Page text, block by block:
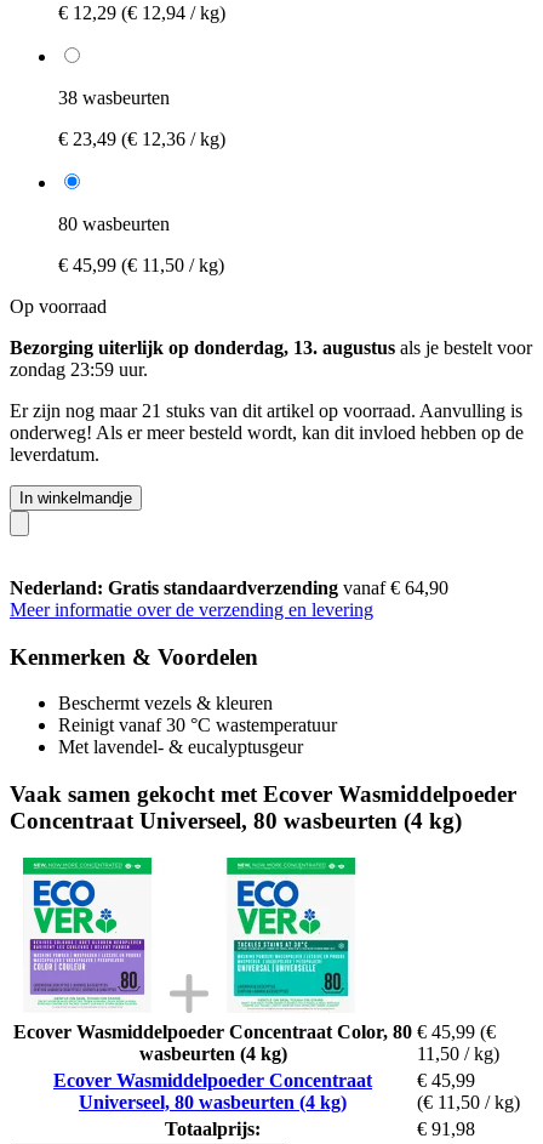
€ 12,29 (€ 12,94 / kg)
38 wasbeurten
€ 23,49 (€ 12,36 / kg)
80 wasbeurten
€ 45,99 (€ 11,50 / kg)
Op voorraad
Bezorging uiterlijk op donderdag, 13. augustus als je bestelt voor
zondag 23:59 uur.
Er zijn nog maar 21 stuks van dit artikel op voorraad. Aanvulling is
onderweg! Als er meer besteld wordt, kan dit invloed hebben op de
leverdatum.
In winkelmandje
Nederland: Gratis standaardverzending vanaf € 64,90
Meer informatie over de verzending en levering
Kenmerken & Voordelen
Beschermt vezels & kleuren
Reinigt vanaf 30 °C wastemperatuur
Met lavendel- & eucalyptusgeur
Vaak samen gekocht met Ecover Wasmiddelpoeder
Concentraat Universeel, 80 wasbeurten (4 kg)
Ecover Wasmiddelpoeder Concentraat Color, 80
wasbeurten (4 kg)
€ 45,99 (€
11,50 / kg)
Ecover Wasmiddelpoeder Concentraat
Universeel, 80 wasbeurten (4 kg)
€ 45,99
(€ 11,50 / kg)
Totaalprijs:
€ 91,98